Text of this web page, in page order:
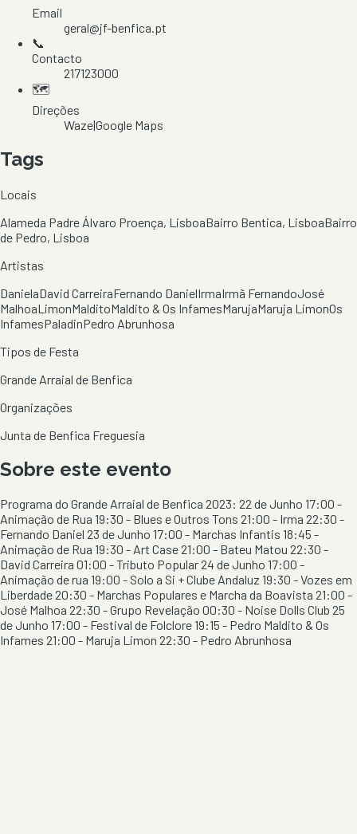
Email
geral@jf-benfica.pt
📞
Contacto
217123000
🗺️
Direções
Waze|Google Maps
Tags
Locais
Alameda Padre Álvaro Proença, LisboaBairro Bentica, LisboaBairro
de Pedro, Lisboa
Artistas
DanielaDavid CarreiraFernando DanielIrmaIrmã FernandoJosé
MalhoaLimonMalditoMaldito & Os InfamesMarujaMaruja LimonOs
InfamesPaladinPedro Abrunhosa
Tipos de Festa
Grande Arraial de Benfica
Organizações
Junta de Benfica Freguesia
Sobre este evento
Programa do Grande Arraial de Benfica 2023: 22 de Junho 17:00 -
Animação de Rua 19:30 - Blues e Outros Tons 21:00 - Irma 22:30 -
Fernando Daniel 23 de Junho 17:00 - Marchas Infantis 18:45 -
Animação de Rua 19:30 - Art Case 21:00 - Bateu Matou 22:30 -
David Carreira 01:00 - Tributo Popular 24 de Junho 17:00 -
Animação de rua 19:00 - Solo a Si + Clube Andaluz 19:30 - Vozes em
Liberdade 20:30 - Marchas Populares e Marcha da Boavista 21:00 -
José Malhoa 22:30 - Grupo Revelação 00:30 - Noise Dolls Club 25
de Junho 17:00 - Festival de Folclore 19:15 - Pedro Maldito & Os
Infames 21:00 - Maruja Limon 22:30 - Pedro Abrunhosa